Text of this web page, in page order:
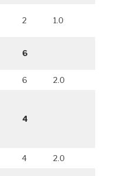
2 1.0
6
6 2.0
4
4 2.0